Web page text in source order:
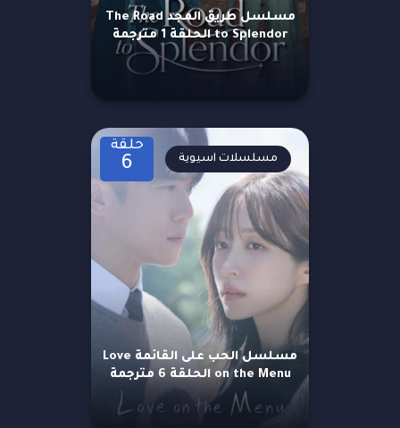
مسلسل طريق المجد The Road
to Splendor الحلقة 1 مترجمة
حلقة
6
مسلسل الحب على القائمة Love
on the Menu الحلقة 6 مترجمة
مسلسلات اسيوية